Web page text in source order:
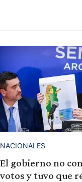
NACIONALES
El gobierno no
votos y tuvo que